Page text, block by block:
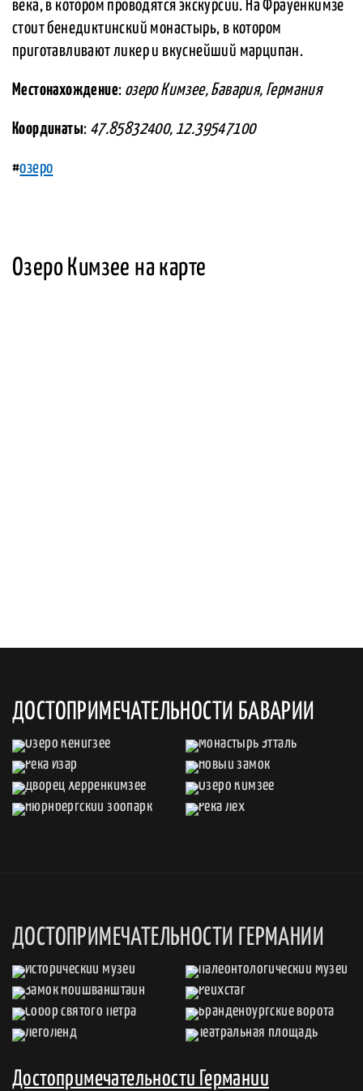
века, в котором проводятся экскурсии. На Фрауенкимзе
стоит бенедиктинский монастырь, в котором
приготавливают ликер и вкуснейший марципан.
Местонахождение: озеро Кимзее, Бавария, Германия
Координаты: 47.85832400, 12.39547100
#озеро
Озеро Кимзее на карте
ДОСТОПРИМЕЧАТЕЛЬНОСТИ БАВАРИИ
ДОСТОПРИМЕЧАТЕЛЬНОСТИ ГЕРМАНИИ
Достопримечательности Германии